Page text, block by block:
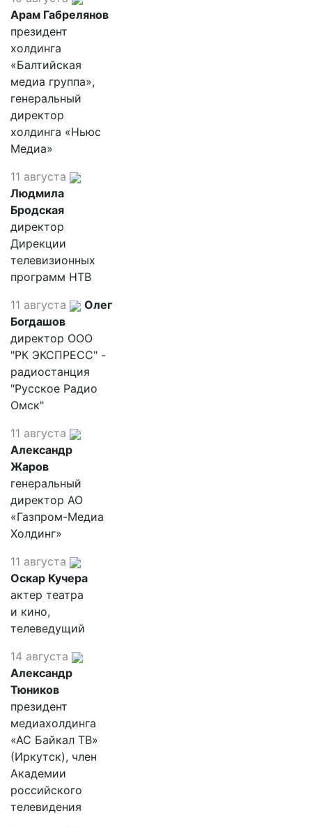
Арам Габрелянов
президент
холдинга
«Балтийская
медиа группа»,
генеральный
директор
холдинга «Ньюс
Медиа»
11 августа
Людмила
Бродская
директор
Дирекции
телевизионных
программ НТВ
11 августа
Олег
Богдашов
директор ООО
"РК ЭКСПРЕСС" -
радиостанция
"Русское Радио
Омск"
11 августа
Александр
Жаров
генеральный
директор АО
«Газпром-Медиа
Холдинг»
11 августа
Оскар Кучера
актер театра
и кино,
телеведущий
14 августа
Александр
Тюников
президент
медиахолдинга
«АС Байкал ТВ»
(Иркутск), член
Академии
российского
телевидения